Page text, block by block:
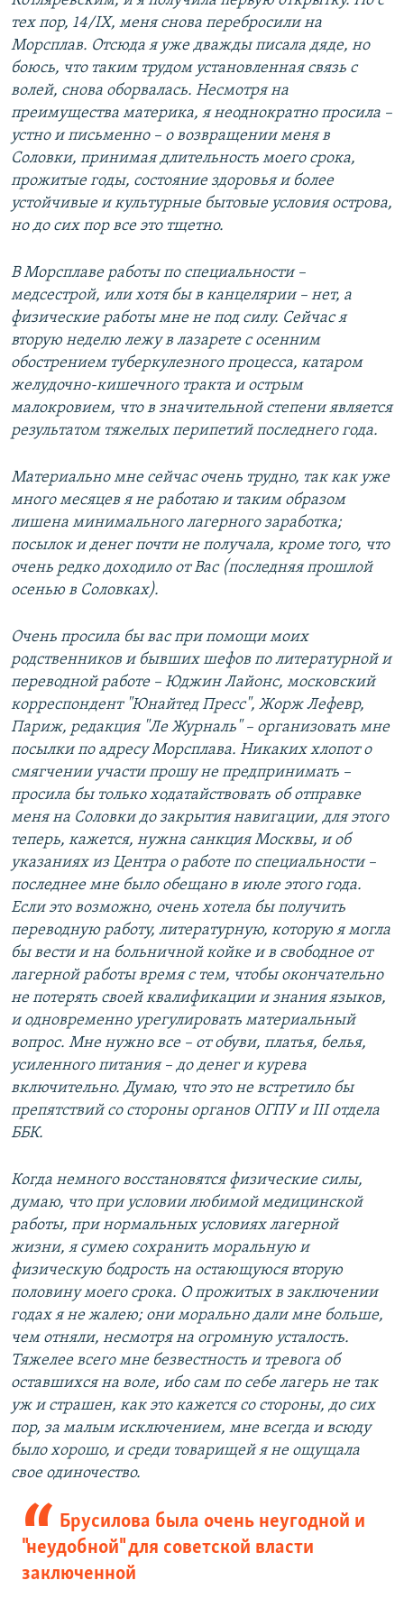
тех пор, 14/IX, меня снова перебросили на
Морсплав. Отсюда я уже дважды писала дяде, но
боюсь, что таким трудом установленная связь с
волей, снова оборвалась. Несмотря на
преимущества материка, я неоднократно просила –
устно и письменно – о возвращении меня в
Соловки, принимая длительность моего срока,
прожитые годы, состояние здоровья и более
устойчивые и культурные бытовые условия острова,
но до сих пор все это тщетно.
В Морсплаве работы по специальности –
медсестрой, или хотя бы в канцелярии – нет, а
физические работы мне не под силу. Сейчас я
вторую неделю лежу в лазарете с осенним
обострением туберкулезного процесса, катаром
желудочно-кишечного тракта и острым
малокровием, что в значительной степени является
результатом тяжелых перипетий последнего года.
Материально мне сейчас очень трудно, так как уже
много месяцев я не работаю и таким образом
лишена минимального лагерного заработка;
посылок и денег почти не получала, кроме того, что
очень редко доходило от Вас (последняя прошлой
осенью в Соловках).
Очень просила бы вас при помощи моих
родственников и бывших шефов по литературной и
переводной работе – Юджин Лайонс, московский
корреспондент "Юнайтед Пресс", Жорж Лефевр,
Париж, редакция "Ле Журналь" – организовать мне
посылки по адресу Морсплава. Никаких хлопот о
смягчении участи прошу не предпринимать –
просила бы только ходатайствовать об отправке
меня на Соловки до закрытия навигации, для этого
теперь, кажется, нужна санкция Москвы, и об
указаниях из Центра о работе по специальности –
последнее мне было обещано в июле этого года.
Если это возможно, очень хотела бы получить
переводную работу, литературную, которую я могла
бы вести и на больничной койке и в свободное от
лагерной работы время с тем, чтобы окончательно
не потерять своей квалификации и знания языков,
и одновременно урегулировать материальный
вопрос. Мне нужно все – от обуви, платья, белья,
усиленного питания – до денег и курева
включительно. Думаю, что это не встретило бы
препятствий со стороны органов ОГПУ и III отдела
ББК.
Когда немного восстановятся физические силы,
думаю, что при условии любимой медицинской
работы, при нормальных условиях лагерной
жизни, я сумею сохранить моральную и
физическую бодрость на остающуюся вторую
половину моего срока. О прожитых в заключении
годах я не жалею; они морально дали мне больше,
чем отняли, несмотря на огромную усталость.
Тяжелее всего мне безвестность и тревога об
оставшихся на воле, ибо сам по себе лагерь не так
уж и страшен, как это кажется со стороны, до сих
пор, за малым исключением, мне всегда и всюду
было хорошо, и среди товарищей я не ощущала
свое одиночество.
Брусилова была очень неугодной и
"неудобной" для советской власти
заключенной